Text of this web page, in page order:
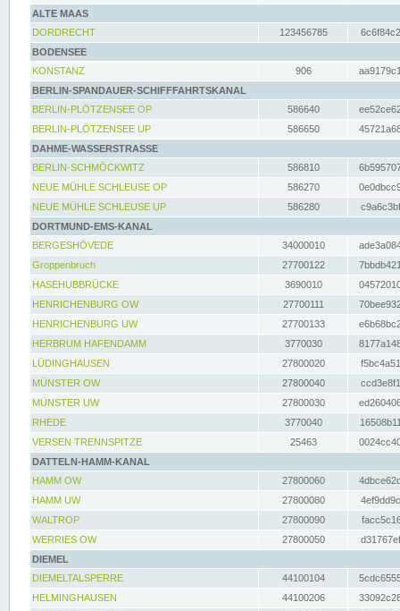
ALTE MAAS
DORDRECHT
123456785
BODENSEE
KONSTANZ
906
BERLIN-SPANDAUER-SCHIFFFAHRTSKANAL
BERLIN-PLÖTZENSEE OP
586640
BERLIN-PLÖTZENSEE UP
586650
DAHME-WASSERSTRASSE
BERLIN-SCHMÖCKWITZ
586810
NEUE MÜHLE SCHLEUSE OP
586270
NEUE MÜHLE SCHLEUSE UP
586280
DORTMUND-EMS-KANAL
BERGESHÖVEDE
34000010
Groppenbruch
27700122
HASEHUBBRÜCKE
3690010
HENRICHENBURG OW
27700111
HENRICHENBURG UW
27700133
HERBRUM HAFENDAMM
3770030
LÜDINGHAUSEN
27800020
MÜNSTER OW
27800040
MÜNSTER UW
27800030
RHEDE
3770040
VERSEN TRENNSPITZE
25463
DATTELN-HAMM-KANAL
HAMM OW
27800060
HAMM UW
27800080
WALTROP
27800090
WERRIES OW
27800050
DIEMEL
DIEMELTALSPERRE
44100104
HELMINGHAUSEN
44100206